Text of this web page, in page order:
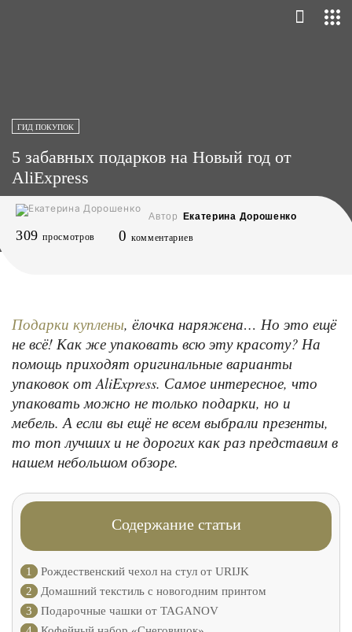
ГИД ПОКУПОК
5 забавных подарков на Новый год от
AliExpress
Автор Екатерина Дорошенко
309 просмотров 0 комментариев
Подарки куплены, ёлочка наряжена… Но это ещё
не всё! Как же упаковать всю эту красоту? На
помощь приходят оригинальные варианты
упаковок от AliExpress. Самое интересное, что
упаковать можно не только подарки, но и
мебель. А если вы ещё не всем выбрали презенты,
то топ лучших и не дорогих как раз представим в
нашем небольшом обзоре.
Содержание статьи
1
Рождественский чехол на стул от URIJK
2
Домашний текстиль с новогодним принтом
3
Подарочные чашки от TAGANOV